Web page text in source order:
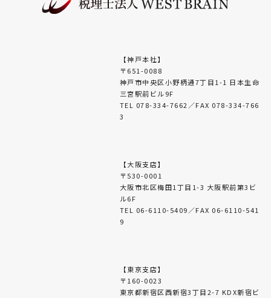
【神戸本社】
〒651-0088
神戸市中央区小野柄通7丁目1-1 日本生命
三宮駅前ビル9F
TEL 078-334-7662／FAX 078-334-766
3
【大阪支店】
〒530-0001
大阪市北区梅田1丁目1-3 大阪駅前第3ビ
ル6F
TEL 06-6110-5409／FAX 06-6110-541
9
【東京支店】
〒160-0023
東京都新宿区西新宿3丁目2-7 KDX新宿ビ